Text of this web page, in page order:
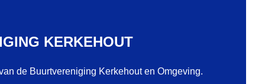
KERKEHOUT
de Buurtvereniging Kerkehout en Omgeving.